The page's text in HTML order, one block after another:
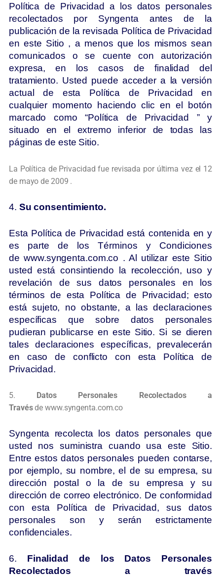
Política de Privacidad a los datos personales
recolectados por Syngenta antes de la
publicación de la revisada Política de Privacidad
en este Sitio , a menos que los mismos sean
comunicados o se cuente con autorización
expresa, en los casos de finalidad del
tratamiento. Usted puede acceder a la versión
actual de esta Política de Privacidad en
cualquier momento haciendo clic en el botón
marcado como “Política de Privacidad ” y
situado en el extremo inferior de todas las
páginas de este Sitio.
La Política de Privacidad fue revisada por última vez el 12
de mayo de 2009 .
4. Su consentimiento.
Esta Política de Privacidad está contenida en y
es parte de los Términos y Condiciones
de www.syngenta.com.co . Al utilizar este Sitio
usted está consintiendo la recolección, uso y
revelación de sus datos personales en los
términos de esta Política de Privacidad; esto
está sujeto, no obstante, a las declaraciones
específicas que sobre datos personales
pudieran publicarse en este Sitio. Si se dieren
tales declaraciones específicas, prevalecerán
en caso de conflicto con esta Política de
Privacidad.
5. Datos Personales Recolectados a
Travésde www.syngenta.com.co
Syngenta recolecta los datos personales que
usted nos suministra cuando usa este Sitio.
Entre estos datos personales pueden contarse,
por ejemplo, su nombre, el de su empresa, su
dirección postal o la de su empresa y su
dirección de correo electrónico. De conformidad
con esta Política de Privacidad, sus datos
personales son y serán estrictamente
confidenciales.
6. Finalidad de los Datos Personales
Recolectados a través